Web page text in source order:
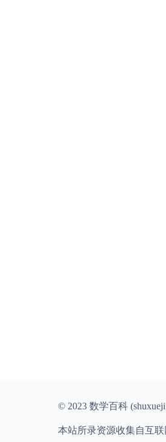
© 2023 数学百科
本站所录资源收集自互